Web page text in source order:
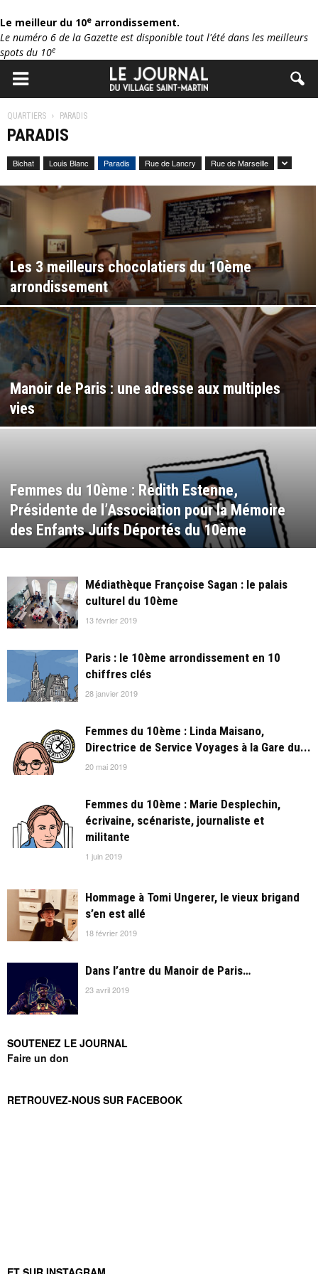
Le meilleur du 10e arrondissement.
Le numéro 6 de la Gazette est disponible tout l'été dans les meilleurs
spots du 10e
QUARTIERS PARADIS
PARADIS
Bichat Louis Blanc Paradis Rue de Lancry Rue de Marseille
Les 3 meilleurs chocolatiers du 10ème
arrondissement
Manoir de Paris : une adresse aux multiples
vies
Femmes du 10ème : Rédith Estenne,
Présidente de l’Association pour la Mémoire
des Enfants Juifs Déportés du 10ème
Médiathèque Françoise Sagan : le palais
culturel du 10ème
13 février 2019
Paris : le 10ème arrondissement en 10
chiffres clés
28 janvier 2019
Femmes du 10ème : Linda Maisano,
Directrice de Service Voyages à la Gare du...
20 mai 2019
Femmes du 10ème : Marie Desplechin,
écrivaine, scénariste, journaliste et
militante
1 juin 2019
Hommage à Tomi Ungerer, le vieux brigand
s’en est allé
18 février 2019
Dans l’antre du Manoir de Paris…
23 avril 2019
SOUTENEZ LE JOURNAL
Faire un don
RETROUVEZ-NOUS SUR FACEBOOK